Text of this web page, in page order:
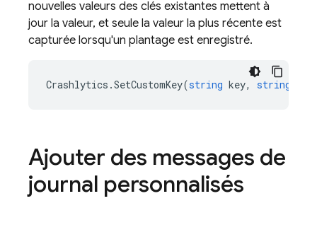
nouvelles valeurs des clés existantes mettent à
jour la valeur, et seule la valeur la plus récente est
capturée lorsqu'un plantage est enregistré.
Crashlytics .SetCustomKey(string key, string
Ajouter des messages de
journal personnalisés